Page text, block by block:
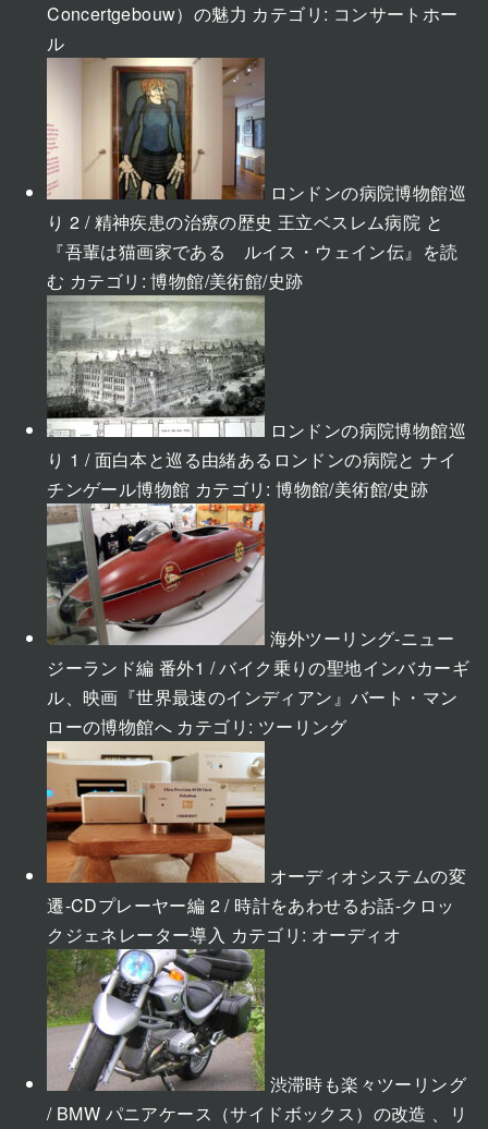
Concertgebouw）の魅力 カテゴリ: コンサートホー
ル
ロンドンの病院博物館巡
り 2 / 精神疾患の治療の歴史 王立ベスレム病院 と
『吾輩は猫画家である ルイス・ウェイン伝』を読
む カテゴリ:博物館/美術館/史跡
ロンドンの病院博物館巡
り 1 / 面白本と巡る由緒あるロンドンの病院と ナイ
チンゲール博物館 カテゴリ:博物館/美術館/史跡
海外ツーリング-ニュー
ジーランド編 番外1 / バイク乗りの聖地インバカーギ
ル、映画『世界最速のインディアン』バート・マン
ローの博物館へ カテゴリ: ツーリング
オーディオシステムの変
遷-CDプレーヤー編 2 / 時計をあわせるお話-クロッ
クジェネレーター導入 カテゴリ: オーディオ
渋滞時も楽々ツーリング
/ BMW パニアケース（サイドボックス）の改造 、リ